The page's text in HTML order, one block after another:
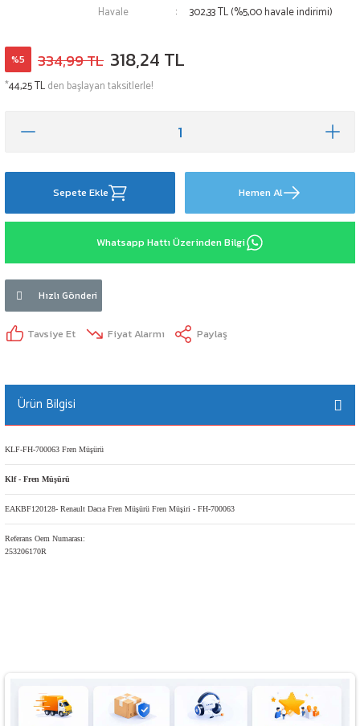
Havale
302,33 TL (%5,00 havale indirimi)
%5 334,99 TL 318,24 TL
*44,25 TLden başlayan taksitlerle!
Sepete Ekle Hemen Al
Whatsapp Hattı Üzerinden Bilgi
Hızlı Gönderi
Tavsiye Et Fiyat Alarmı Paylaş
Ürün Bilgisi
KLF-FH-700063 Fren Müşürü
Klf - Fren Müşürü
EAKBF120128- Renault Dacıa Fren Müşürü Fren Müşiri - FH-700063
Referans Oem Numarası:
253206170R